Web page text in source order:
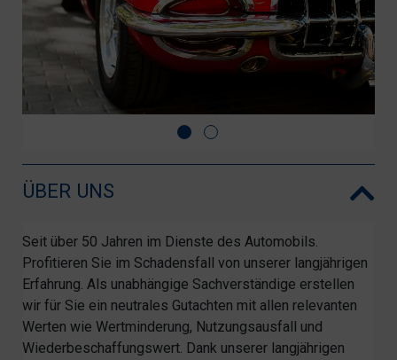
ÜBER UNS
Seit über 50 Jahren im Dienste des Automobils.
Profitieren Sie im Schadensfall von unserer langjährigen
Erfahrung. Als unabhängige Sachverständige erstellen
wir für Sie ein neutrales Gutachten mit allen relevanten
Werten wie Wertminderung, Nutzungsausfall und
Wiederbeschaffungswert. Dank unserer langjährigen